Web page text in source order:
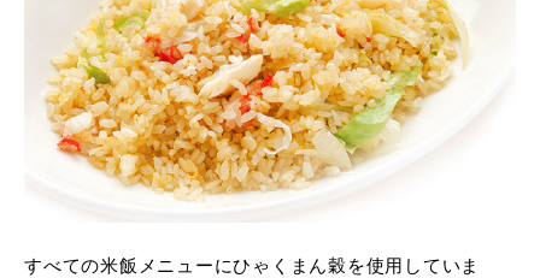
すべての米飯メニューにひゃくまん穀を使用していま